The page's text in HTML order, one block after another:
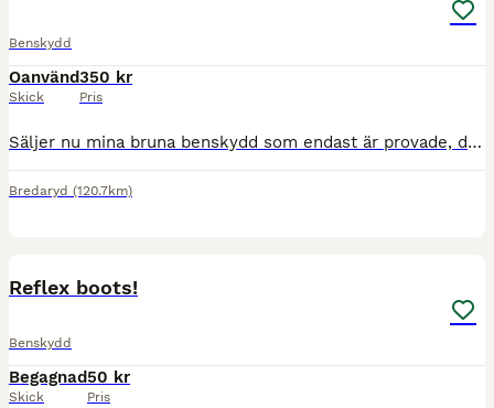
Benskydd
Oanvänd
Skick
350 kr
Pris
Säljer nu mina bruna benskydd som endast är provade, då de är för stora för min häst. Är i storlek L
Bredaryd (120.7km)
Reflex boots!
Benskydd
Begagnad
Skick
50 kr
Pris